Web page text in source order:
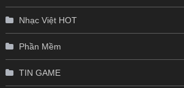
Nhạc Việt HOT
Phần Mềm
TIN GAME